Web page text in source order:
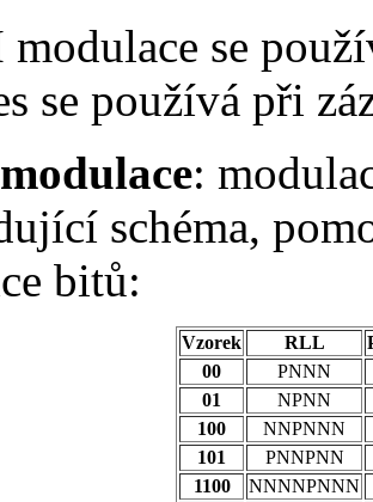
se
se používá při
:
schéma,
bitů:
Vzorek RLL
00
PNNN
01
NPNN
100
NNPNNN
101
PNNPNN
1100
NNNNPNNN